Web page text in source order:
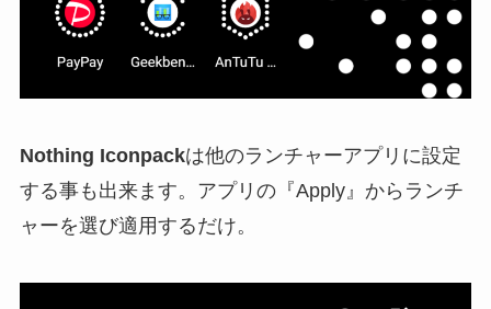
Nothing Iconpackは他のランチャーアプリに設定
する事も出来ます。アプリの『Apply』からランチ
ャーを選び適用するだけ。